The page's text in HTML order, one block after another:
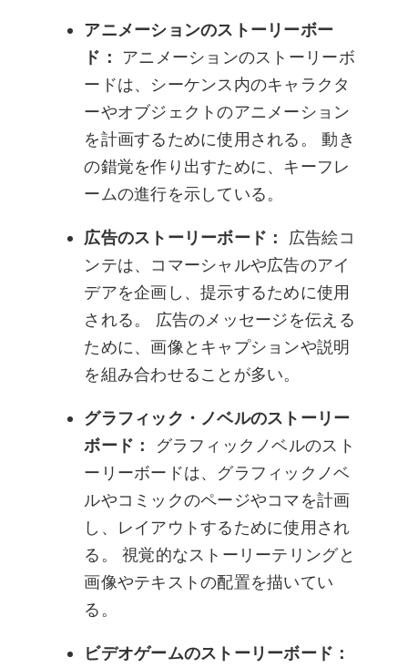
アニメーションのストーリーボー
ド：
アニメーションのストーリーボ
ードは、シーケンス内のキャラクタ
ーやオブジェクトのアニメーション
を計画するために使用される。 動き
の錯覚を作り出すために、キーフレ
ームの進行を示している。
広告のストーリーボード：
広告絵コ
ンテは、コマーシャルや広告のアイ
デアを企画し、提示するために使用
される。 広告のメッセージを伝える
ために、画像とキャプションや説明
を組み合わせることが多い。
グラフィック・ノベルのストーリー
ボード：
グラフィックノベルのスト
ーリーボードは、グラフィックノベ
ルやコミックのページやコマを計画
し、レイアウトするために使用され
る。 視覚的なストーリーテリングと
画像やテキストの配置を描いてい
る。
ビデオゲームのストーリーボード：